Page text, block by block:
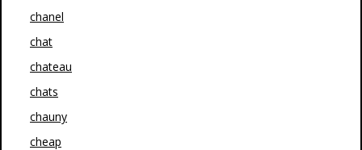
chanel
chat
chateau
chats
chauny
cheap